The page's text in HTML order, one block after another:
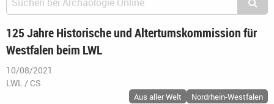
125 Jahre Historische und Altertumskommission für
Westfalen beim LWL
10/08/2021
LWL / CS
Aus aller Welt Nordrhein-Westfalen